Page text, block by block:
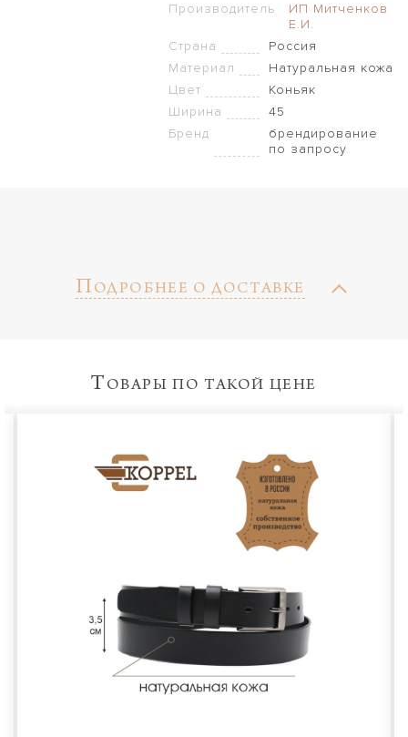
Производитель
ИП Митченков
Е.И.
Страна
Россия
Материал
Натуральная кожа
Цвет
Коньяк
Ширина
45
Бренд
брендирование
по запросу
П ОДРОБНЕЕ О ДОСТАВКЕ
Т ОВАРЫ ПО ТАКОЙ ЦЕНЕ